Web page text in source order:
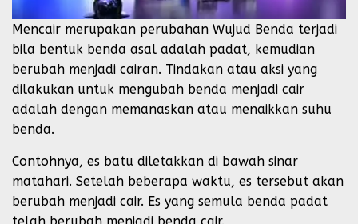
Mencair merupakan perubahan Wujud Benda terjadi
bila bentuk benda asal adalah padat, kemudian
berubah menjadi cairan. Tindakan atau aksi yang
dilakukan untuk mengubah benda menjadi cair
adalah dengan memanaskan atau menaikkan suhu
benda.
Contohnya, es batu diletakkan di bawah sinar
matahari. Setelah beberapa waktu, es tersebut akan
berubah menjadi cair. Es yang semula benda padat